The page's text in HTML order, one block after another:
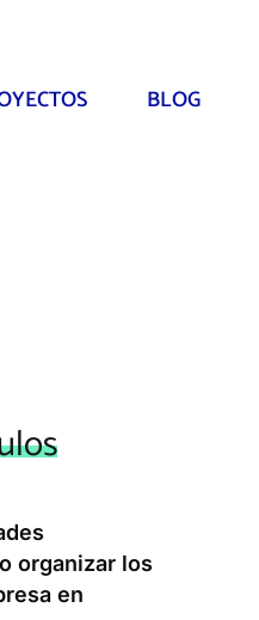
BLOG
organizar los
en